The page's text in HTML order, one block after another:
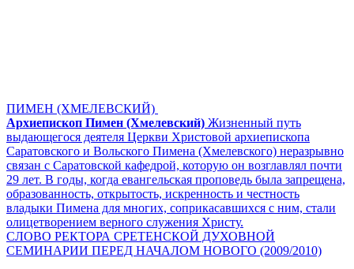
ПИМЕН (ХМЕЛЕВСКИЙ)
Архиепископ Пимен (Хмелевский) Жизненный путь
выдающегося деятеля Церкви Христовой архиепископа
Саратовского и Вольского Пимена (Хмелевского) неразрывно
связан с Саратовской кафедрой, которую он возглавлял почти
29 лет. В годы, когда евангельская проповедь была запрещена,
образованность, открытость, искренность и честность
владыки Пимена для многих, соприкасавшихся с ним, стали
олицетворением верного служения Христу.
СЛОВО РЕКТОРА СРЕТЕНСКОЙ ДУХОВНОЙ
СЕМИНАРИИ ПЕРЕД НАЧАЛОМ НОВОГО (2009/2010)